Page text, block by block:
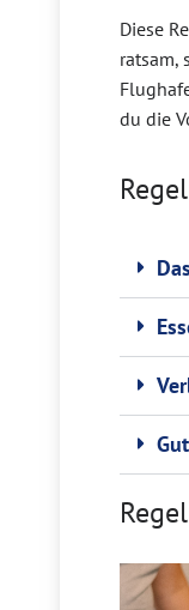
Diese
ratsam,
du die